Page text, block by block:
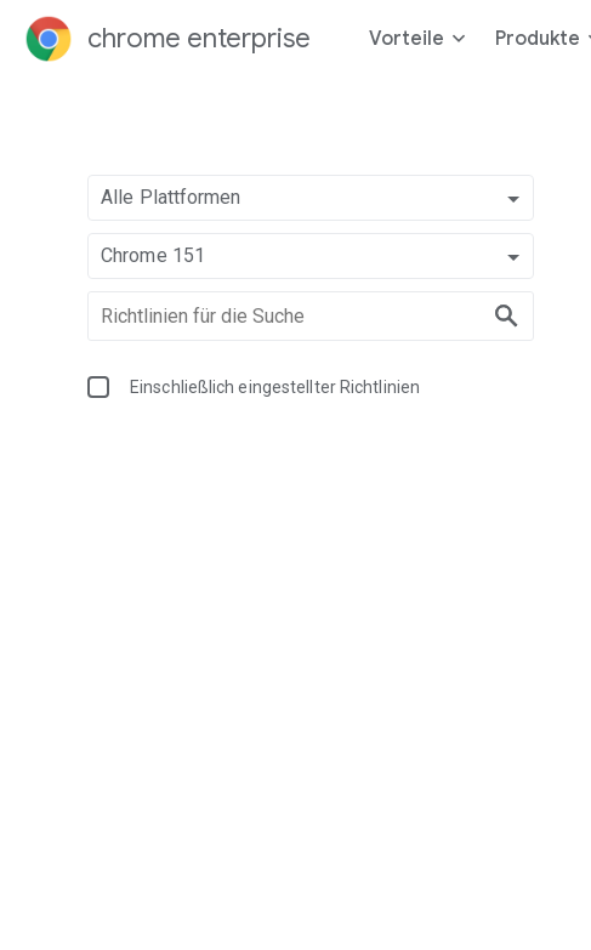
chrome enterprise Vorteile Produkte
Alle Plattformen
Chrome 151
Einschließlich eingestellter Richtlinien